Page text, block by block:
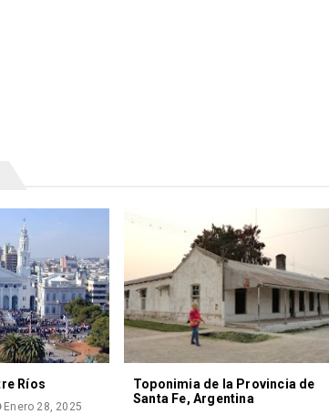
Ríos
Enero 28, 2025
Toponimia de la Provincia de
Santa Fe, Argentina